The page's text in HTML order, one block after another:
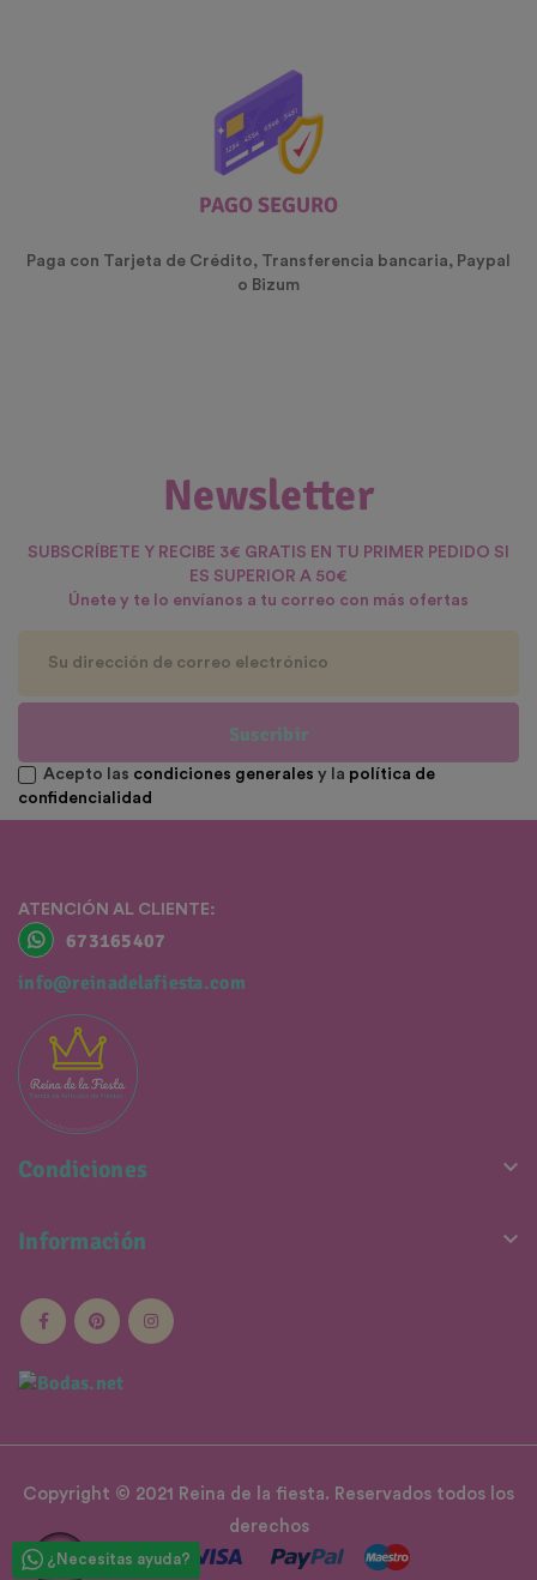
¿Necesitas ayuda?
PAGO SEGURO
Paga con Tarjeta de Crédito, Transferencia bancaria, Paypal
o Bizum
Newsletter
SUBSCRÍBETE Y RECIBE 3€ GRATIS EN TU PRIMER PEDIDO SI
ES SUPERIOR A 50€
Únete y te lo envíanos a tu correo con más ofertas
Suscribir
Acepto las condiciones generales y la política de
confidencialidad
ATENCIÓN AL CLIENTE:
673165407
info@reinadelafiesta.com
Condiciones 
Información 
Copyright © 2021 Reina de la fiesta. Reservados todos los
derechos